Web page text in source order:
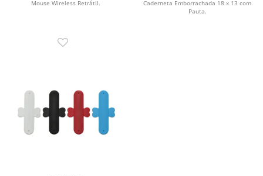
Mouse Wireless Retrátil.
Caderneta Emborrachada 18 x 13 com
Pauta.